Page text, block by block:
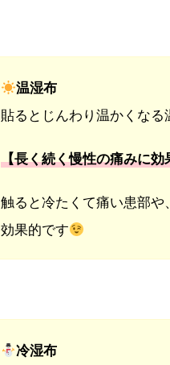
温湿布
貼るとじんわり温かくな
【長く続く慢性の痛みに効
触ると冷たくて痛い患部
効果的です
冷湿布